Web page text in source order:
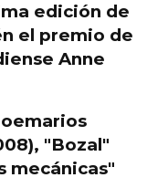
edición de
el premio de
Anne
"Bozal"
mecánicas"